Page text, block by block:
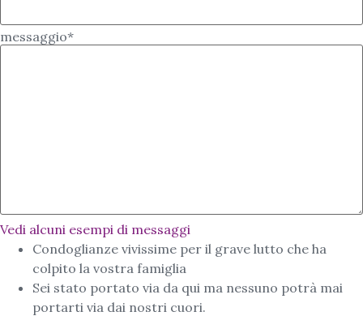
messaggio*
Vedi alcuni esempi di messaggi
Condoglianze vivissime per il grave lutto che ha
colpito la vostra famiglia
Sei stato portato via da qui ma nessuno potrà mai
portarti via dai nostri cuori.